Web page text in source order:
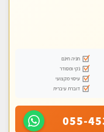
חניה חינם
נקי ומסודר
עיסוי מקצועי
דוברת עיברית
055-